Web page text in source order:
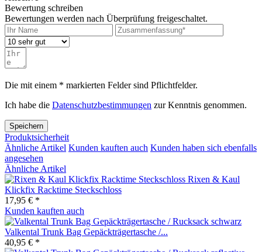
Bewertung schreiben
Bewertungen werden nach Überprüfung freigeschaltet.
Die mit einem * markierten Felder sind Pflichtfelder.
Ich habe die Datenschutzbestimmungen zur Kenntnis genommen.
Speichern
Produktsicherheit
Ähnliche Artikel Kunden kauften auch Kunden haben sich ebenfalls
angesehen
Ähnliche Artikel
Rixen & Kaul
Klickfix Racktime Steckschloss
17,95 € *
Kunden kauften auch
Valkental Trunk Bag Gepäckträgertasche /...
40,95 € *